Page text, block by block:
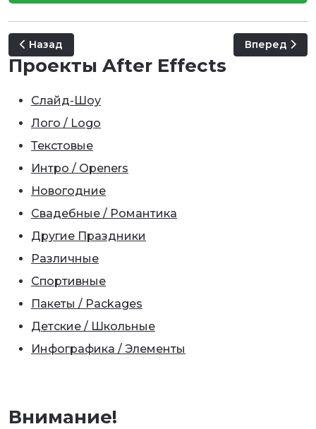
Предыдущий: Christmas Lights
Назад Следующий:
Вперед
Проекты After Effects
Слайд-Шоу
Лого / Logo
Текстовые
Интро / Openers
Новогодние
Свадебные / Романтика
Другие Праздники
Различные
Спортивные
Пакеты / Packages
Детские / Школьные
Инфографика / Элементы
Внимание!